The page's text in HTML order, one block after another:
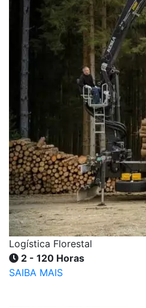
Logística Florestal
2 - 120 Horas
SAIBA MAIS